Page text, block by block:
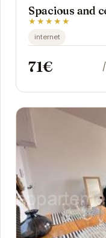
Spacious and
★★★★★
internet
71€